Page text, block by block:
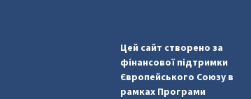
Цей сайт створено за
фінансової підтримки
Європейського Союзу в
рамках Програми